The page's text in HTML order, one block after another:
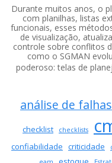
Durante muitos anos, o
com planilhas, listas
funcionais, esses
de visualização,
controle sobre conflitos
como o SGMAN
poderoso: telas de
análise de falhas
checklist checklists
confiabilidade criticidade